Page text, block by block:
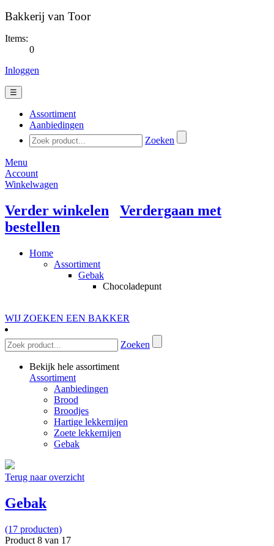
Bakkerij van Toor
Items:
0
Inloggen
☰
Assortiment
Aanbiedingen
Zoeken
Menu
Account
Winkelwagen
Verder winkelen
Verdergaan met
bestellen
Home
Assortiment
Gebak
Chocoladepunt
WIJ ZOEKEN EEN BAKKER
Zoeken
Bekijk hele assortiment
Assortiment
Aanbiedingen
Brood
Broodjes
Hartige lekkernijen
Zoete lekkernijen
Gebak
Terug naar overzicht
Gebak
(17 producten)
Product 8 van 17